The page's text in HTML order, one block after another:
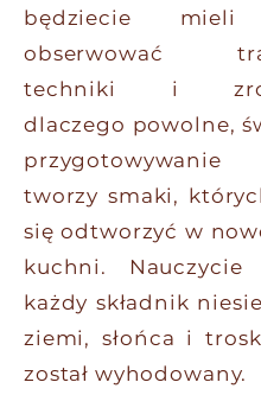
będziecie mieli
obserwować
techniki i
dlaczego powolne,
tworzy smaki,
się odtworzyć w
kuchni.
każdy składnik
ziemi, słońca i
został wyhodowany.